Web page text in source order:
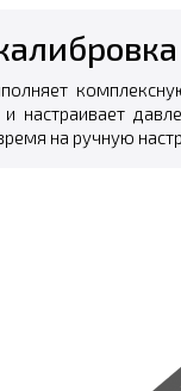
настраивает
на ручную